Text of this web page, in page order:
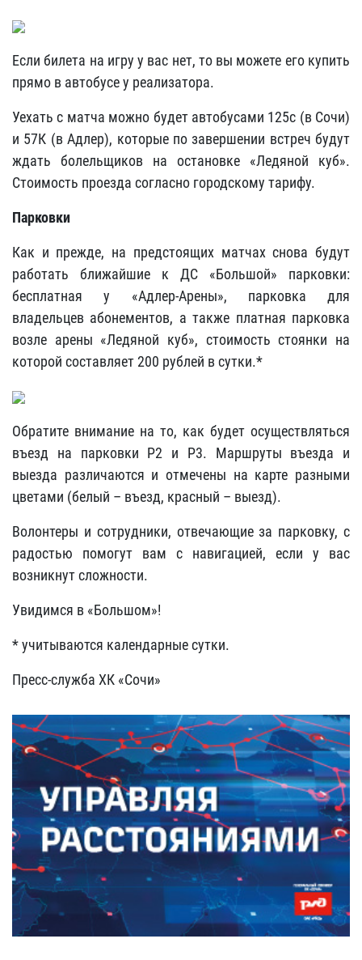
Если билета на игру у вас нет, то вы можете его купить
прямо в автобусе у реализатора.
Уехать с матча можно будет автобусами 125с (в Сочи)
и 57К (в Адлер), которые по завершении встреч будут
ждать болельщиков на остановке «Ледяной куб».
Стоимость проезда согласно городскому тарифу.
Парковки
Как и прежде, на предстоящих матчах снова будут
работать ближайшие к ДС «Большой» парковки:
бесплатная у «Адлер-Арены», парковка для
владельцев абонементов, а также платная парковка
возле арены «Ледяной куб», стоимость стоянки на
которой составляет 200 рублей в сутки.*
Обратите внимание на то, как будет осуществляться
въезд на парковки Р2 и Р3. Маршруты въезда и
выезда различаются и отмечены на карте разными
цветами (белый – въезд, красный – выезд).
Волонтеры и сотрудники, отвечающие за парковку, с
радостью помогут вам с навигацией, если у вас
возникнут сложности.
Увидимся в «Большом»!
* учитываются календарные сутки.
Пресс-служба ХК «Сочи»